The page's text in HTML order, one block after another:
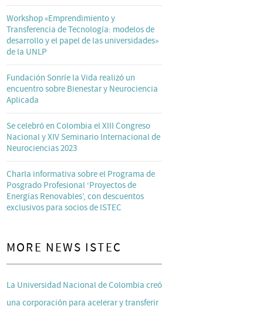
Workshop «Emprendimiento y
Transferencia de Tecnología: modelos de
desarrollo y el papel de las universidades»
de la UNLP
Fundación Sonríe la Vida realizó un
encuentro sobre Bienestar y Neurociencia
Aplicada
Se celebró en Colombia el XIII Congreso
Nacional y XIV Seminario Internacional de
Neurociencias 2023
Charla informativa sobre el Programa de
Posgrado Profesional ‘Proyectos de
Energías Renovables’, con descuentos
exclusivos para socios de ISTEC
MORE NEWS ISTEC
La Universidad Nacional de Colombia creó
una corporación para acelerar y transferir